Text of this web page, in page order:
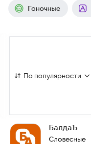
Гоночные
По популярности
БалдаЪ
Словесные